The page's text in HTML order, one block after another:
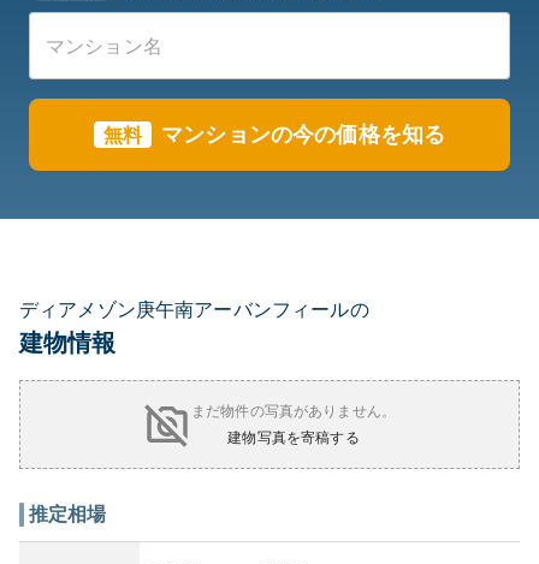
無料 マンションの今の価格を知る
ディアメゾン庚午南アーバンフィールの
建物情報
まだ物件の写真がありません。
建物写真を寄稿する
推定相場